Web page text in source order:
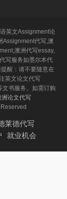
英文Assignment论
Assignment代写,澳
澳洲代写essay,
写服务如墨尔本代
醒：请不要随意在
英文论文代写
书服务。如需订购
洲论文代写
莱德代写
就业机会